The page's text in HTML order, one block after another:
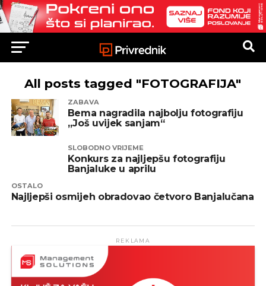
All posts tagged "FOTOGRAFIJA"
ZABAVA
Bema nagradila najbolju fotografiju
„Još uvijek sanjam“
SLOBODNO VRIJEME
Konkurs za najljepšu fotografiju
Banjaluke u aprilu
OSTALO
Najljepši osmijeh obradovao četvoro Banjalučana
REKLAMA